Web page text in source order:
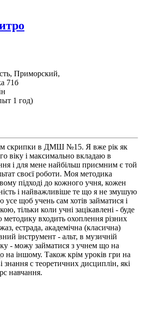
Приморский,
71б
1 год)
скрипки в ДМШ №15. Я вже рік як
віку і максимально вкладаю в
і для мене найбільш приємним є той
своєї роботи. Моя методика
підході до кожного учня, кожен
і найважливіше те що я не змушую
усе щоб учень сам хотів займатися і
тільки коли учні зацікавлені - буде
методику входить охоплення різних
естрада, академічна (класична)
інструмент - альт, в музичній
- можу займатися з учнем що на
на іншому. Також крім уроків гри на
знання с теоретичних дисциплін, які
навчання.